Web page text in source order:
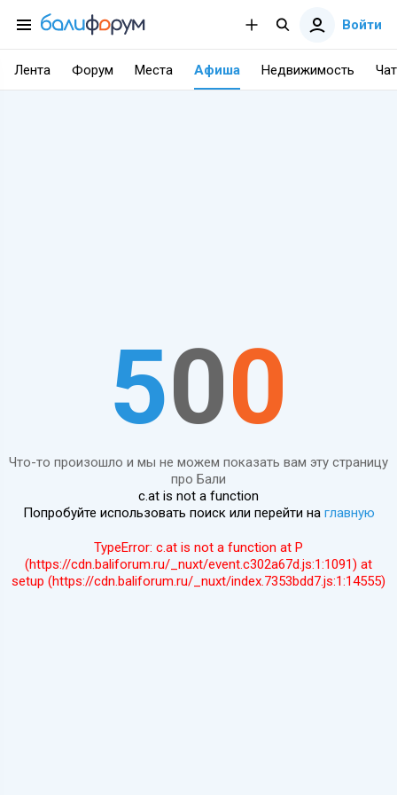
Войти
Лента Форум Места Афиша Недвижимость Чат
500
Что-то произошло и мы не можем показать вам эту страницу
про Бали
c.at is not a function
Попробуйте использовать поиск или перейти на главную
TypeError: c.at is not a function at P
(https://cdn.baliforum.ru/_nuxt/event.c302a67d.js:1:1091) at
setup (https://cdn.baliforum.ru/_nuxt/index.7353bdd7.js:1:14555)